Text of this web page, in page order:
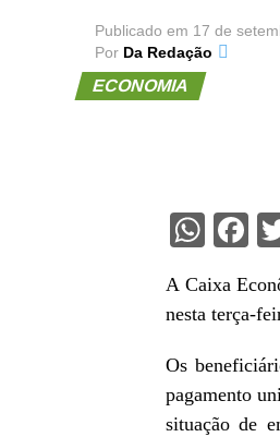
Publicado em 17 de
Por Da Redação
ECONOMIA
A Caixa
nesta terça-
Os
pagamento
situação de